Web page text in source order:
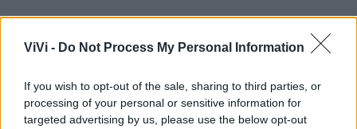
ViVi - Do Not Process My Personal Information
If you wish to opt-out of the sale, sharing to third parties, or
processing of your personal or sensitive information for
targeted advertising by us, please use the below opt-out